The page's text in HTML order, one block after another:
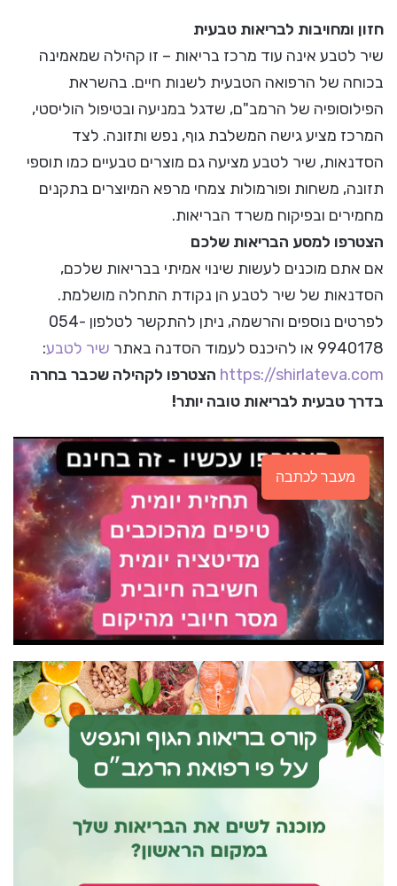
חזון ומחויבות לבריאות טבעית
שיר לטבע אינה עוד מרכז בריאות – זו קהילה שמאמינה
בכוחה של הרפואה הטבעית לשנות חיים. בהשראת
הפילוסופיה של הרמב"ם, שדגל במניעה ובטיפול הוליסטי,
המרכז מציע גישה המשלבת גוף, נפש ותזונה. לצד
הסדנאות, שיר לטבע מציעה גם מוצרים טבעיים כמו תוספי
תזונה, משחות ופורמולות צמחי מרפא המיוצרים בתקנים
מחמירים ובפיקוח משרד הבריאות.
הצטרפו למסע הבריאות שלכם
אם אתם מוכנים לעשות שינוי אמיתי בבריאות שלכם,
הסדנאות של שיר לטבע הן נקודת התחלה מושלמת.
לפרטים נוספים והרשמה, ניתן להתקשר לטלפון 054-
9940178 או להיכנס לעמוד הסדנה באתר
שיר לטבע:
https://shirlateva.com הצטרפו לקהילה שכבר בחרה
בדרך טבעית לבריאות טובה יותר!
מעבר לכתבה